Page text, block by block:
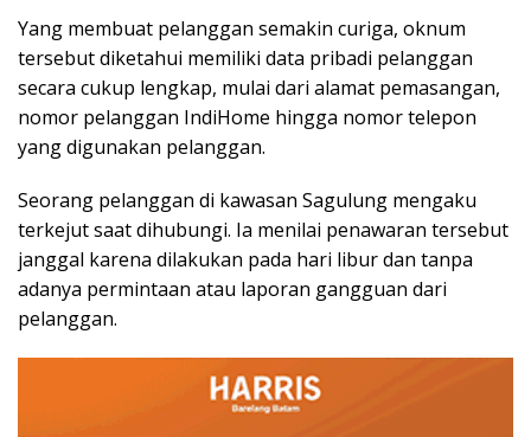
Yang membuat pelanggan semakin curiga, oknum
tersebut diketahui memiliki data pribadi pelanggan
secara cukup lengkap, mulai dari alamat pemasangan,
nomor pelanggan IndiHome hingga nomor telepon
yang digunakan pelanggan.
Seorang pelanggan di kawasan Sagulung mengaku
terkejut saat dihubungi. Ia menilai penawaran tersebut
janggal karena dilakukan pada hari libur dan tanpa
adanya permintaan atau laporan gangguan dari
pelanggan.